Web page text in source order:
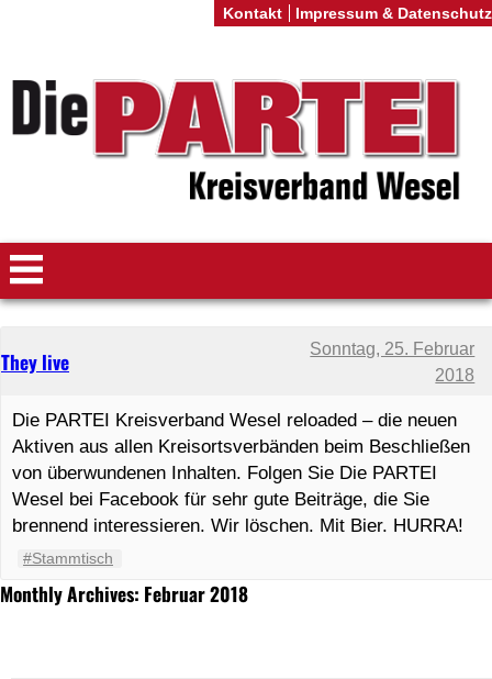
Monthly Archives: Februar 2018
They live
Sonntag, 25. Februar
2018
Die PARTEI Kreisverband Wesel reloaded – die neuen
Aktiven aus allen Kreisortsverbänden beim Beschließen
von überwundenen Inhalten. Folgen Sie Die PARTEI
Wesel bei Facebook für sehr gute Beiträge, die Sie
brennend interessieren. Wir löschen. Mit Bier. HURRA!
#Stammtisch
Kontakt Impressum & Datenschutz